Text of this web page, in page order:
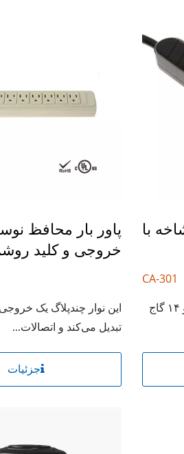
قدرت ۳ شاخه با
CA-301
این کابل افزایش دهنده ۱۵ آمپر و ۱۴ گاج
خروجی و کلید
این نوار چندپلاگ یک
تبدیل می‌کند و اتصالات...
جزئیات